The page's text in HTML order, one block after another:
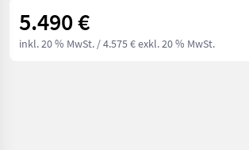
5.490 €
inkl. 20 % MwSt. / 4.575 € exkl. 20 % MwSt.